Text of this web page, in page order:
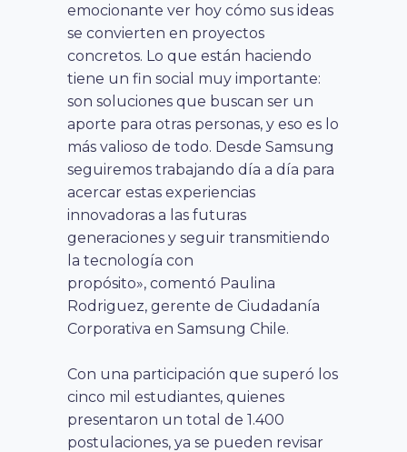
emocionante ver hoy cómo sus ideas
se convierten en proyectos
concretos. Lo que están haciendo
tiene un fin social muy importante:
son soluciones que buscan ser un
aporte para otras personas, y eso es lo
más valioso de todo. Desde Samsung
seguiremos trabajando día a día para
acercar estas experiencias
innovadoras a las futuras
generaciones y seguir transmitiendo
la tecnología con
propósito», comentó Paulina
Rodriguez, gerente de Ciudadanía
Corporativa en Samsung Chile.
Con una participación que superó los
cinco mil estudiantes, quienes
presentaron un total de 1.400
postulaciones, ya se pueden revisar